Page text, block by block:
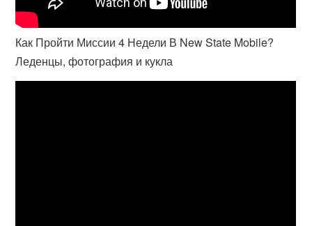
Как Пройти Миссии 4 Недели В New State Mobile?
Леденцы, фотография и кукла